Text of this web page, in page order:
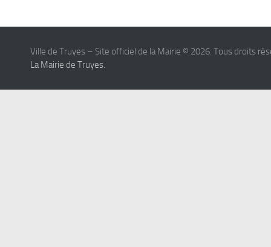
Ville de Truyes – Site officiel de la Mairie © 2026. Tous droits
La Mairie de Truyes.